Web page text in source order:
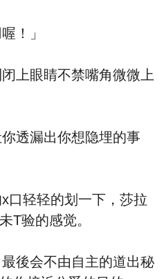
！」
上眼睛不禁嘴角微微上
透漏出你想隐埋的事
轻轻的划一下，莎拉
T验的感觉。
後会不由自主的道出秘